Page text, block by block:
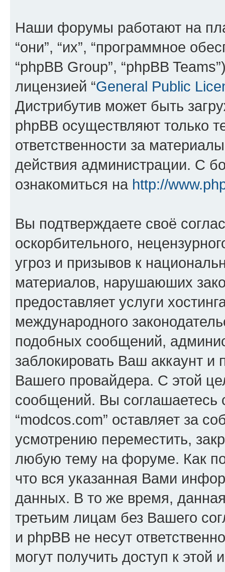
Наши форумы работают на
“они”, “их”, “программное
“phpBB Group”, “phpBB
лицензией “General Public
Дистрибутив может быть
phpBB осуществляют только
ответственности за
действия администрации. С
ознакомиться на http://
Вы подтверждаете своё
оскорбительного,
угроз и призывов к
материалов, нарушаюших
предоставляет услуги
международного
подобных сообщений,
заблокировать Ваш аккаунт и
Вашего провайдера. С этой
сообщений. Вы соглашаетесь
“modcos.com” оставляет за
усмотрению переместить,
любую тему на форуме. Как
что вся указанная Вами
данных. В то же время,
третьим лицам без Вашего
и phpBB не несут
могут получить доступ к